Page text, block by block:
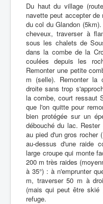
Du haut du village
navette peut accepter de
du col du Glandon
cheveux, traverser à
sous les chalets de
dans la combe de la
coulées depuis les
Remonter une petite
m (selle). Remonter la
droite sans trop
la combe, court ressaut
que l'on quitte pour
bien protégée sur un
débouché du lac.
au pied d'un gros rocher
au-dessus d'une raide
large croupe qui monte
200 m très raides
à 35°) : à n'emprunter
m, traverser 50 m à
(mais qui peut être skié
refuge.